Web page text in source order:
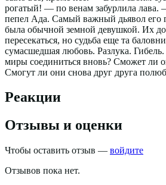
рогатый! — по венам забурлила
пепел Ада. Самый важный дьявол его
была обычной земной девушкой. Их
пересекаться, но судьба еще та
сумасшедшая любовь. Разлука.
миры соединиться вновь? Сможет ли
Смогут ли они снова друг друга
Реакции
Отзывы и оценки
Чтобы оставить отзыв — войдите
Отзывов пока нет.